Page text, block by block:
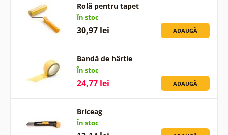
Rolă pentru tapet
În stoc
30,97 lei ADAUGĂ
Bandă de hârtie
În stoc
24,77 lei ADAUGĂ
Briceag
În stoc